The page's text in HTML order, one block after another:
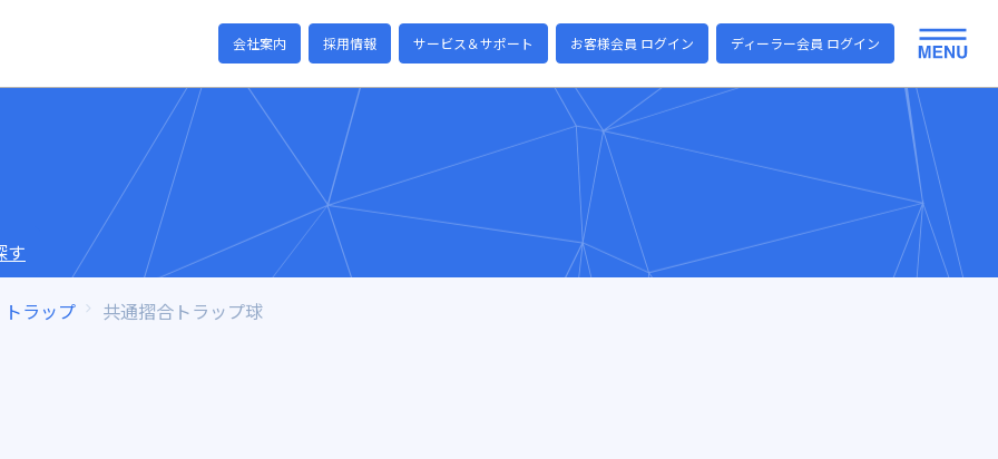
会社案内 採用情報 サービス＆サポート お客様会員 ログイン ディーラー会員 ログイン
す
トラップ 共通摺合トラップ球